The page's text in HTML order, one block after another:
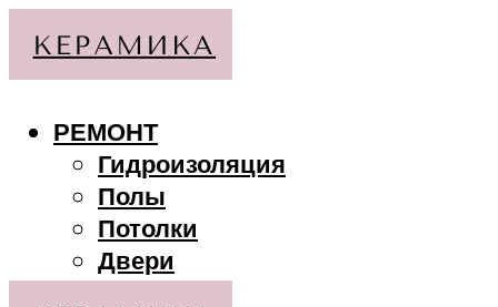
РЕМОНТ
Гидроизоляция
Полы
Потолки
Двери